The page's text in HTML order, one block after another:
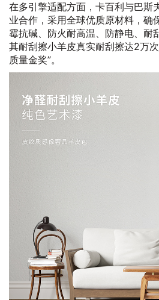
在多引擎适配方面，卡百利与巴斯
业合作，采用全球优质原材料，确
霉抗碱、防火耐高温、防静电、耐
其耐刮擦小羊皮真实耐刮擦达2万
质量金奖”。